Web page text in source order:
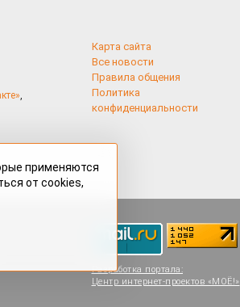
,
Карта сайта
Все новости
Правила общения
Политика
конфиденциальности
Разработка портала:
Центр интернет-проектов «МОЁ!»
применяются
от cookies,